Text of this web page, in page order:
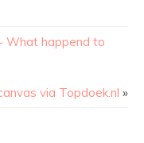
What happend to
via Topdoek.nl »